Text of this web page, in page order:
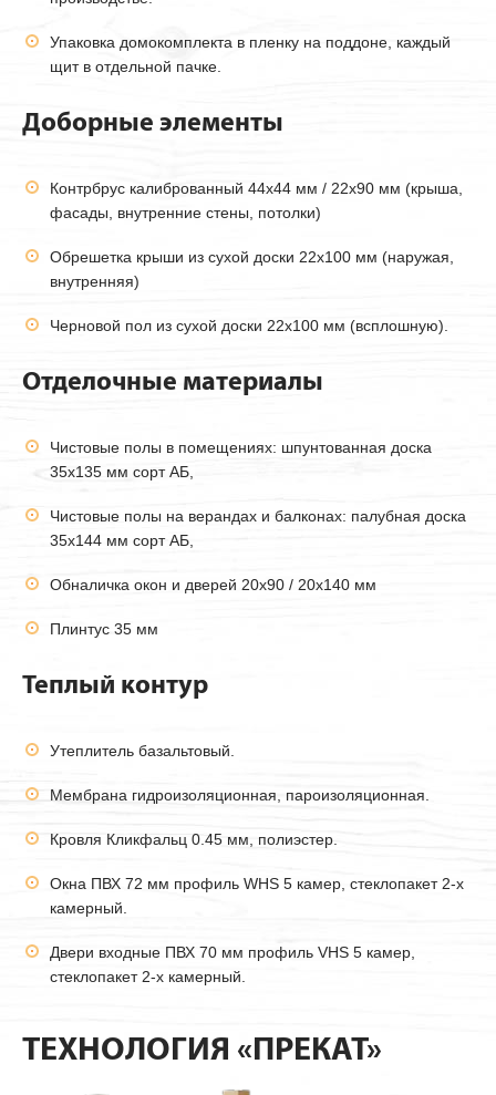
Упаковка домокомплекта в пленку на поддоне, каждый
щит в отдельной пачке.
Доборные элементы
Контрбрус калиброванный 44х44 мм / 22х90 мм (крыша,
фасады, внутренние стены, потолки)
Обрешетка крыши из сухой доски 22х100 мм (наружая,
внутренняя)
Черновой пол из сухой доски 22х100 мм (всплошную).
Отделочные материалы
Чистовые полы в помещениях: шпунтованная доска
35х135 мм сорт АБ,
Чистовые полы на верандах и балконах: палубная доска
35х144 мм сорт АБ,
Обналичка окон и дверей 20х90 / 20х140 мм
Плинтус 35 мм
Теплый контур
Утеплитель базальтовый.
Мембрана гидроизоляционная, пароизоляционная.
Кровля Кликфальц 0.45 мм, полиэстер.
Окна ПВХ 72 мм профиль WHS 5 камер, стеклопакет 2-х
камерный.
Двери входные ПВХ 70 мм профиль VHS 5 камер,
стеклопакет 2-х камерный.
ТЕХНОЛОГИЯ «ПРЕКАТ»